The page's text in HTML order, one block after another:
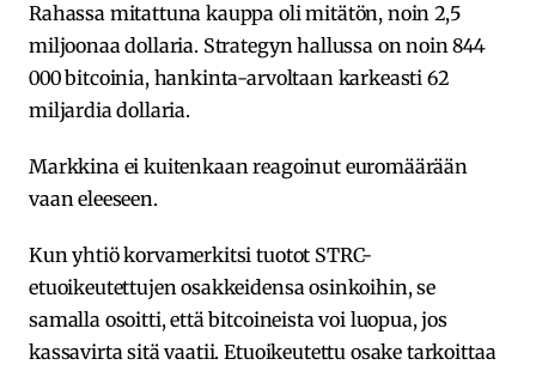
Rahassa mitattuna kauppa oli mitätön, noin 2,5
miljoonaa dollaria. Strategyn hallussa on noin 844
000 bitcoinia, hankinta-arvoltaan karkeasti 62
miljardia dollaria.
Markkina ei kuitenkaan reagoinut euromäärään
vaan eleeseen.
Kun yhtiö korvamerkitsi tuotot STRC-
etuoikeutettujen osakkeidensa osinkoihin, se
samalla osoitti, että bitcoineista voi luopua, jos
kassavirta sitä vaatii. Etuoikeutettu osake tarkoittaa